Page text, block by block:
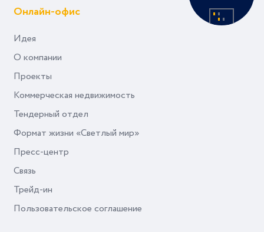
Онлайн-офис
Идея
О компании
Проекты
Коммерческая недвижимость
Тендерный отдел
Формат жизни «Светлый мир»
Пресс-центр
Связь
Трейд-ин
Пользовательское соглашение